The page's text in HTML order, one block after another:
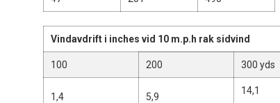
Vindavdrift i inches vid 10 m.p.h rak sidvind
100 200 300 yds
1,4 5,9
14,1